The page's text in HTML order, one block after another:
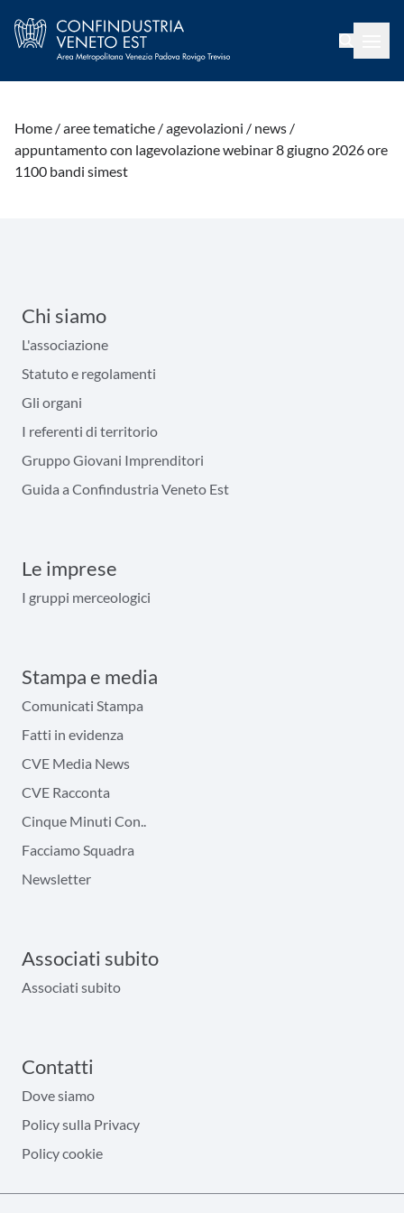
Home /aree tematiche /agevolazioni / news /
appuntamento con lagevolazione webinar 8 giugno 2026 ore
1100 bandi simest
Chi siamo
L'associazione
Statuto e regolamenti
Gli organi
I referenti di territorio
Gruppo Giovani Imprenditori
Guida a Confindustria Veneto Est
Le imprese
I gruppi merceologici
Stampa e media
Comunicati Stampa
Fatti in evidenza
CVE Media News
CVE Racconta
Cinque Minuti Con..
Facciamo Squadra
Newsletter
Associati subito
Associati subito
Contatti
Dove siamo
Policy sulla Privacy
Policy cookie